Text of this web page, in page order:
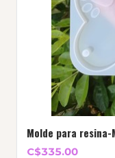
Molde para resina-
C$335.00